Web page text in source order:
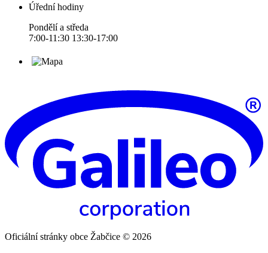
Úřední hodiny
Pondělí a středa
7:00-11:30 13:30-17:00
Oficiální stránky obce Žabčice © 2026